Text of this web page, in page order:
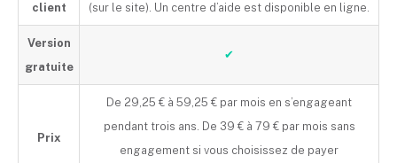
client
(sur le site). Un centre d’aide est disponible en ligne.
Version
gratuite
✔
Prix
De 29,25 € à 59,25 € par mois en s’engageant
pendant trois ans. De 39 € à 79 € par mois sans
engagement si vous choisissez de payer